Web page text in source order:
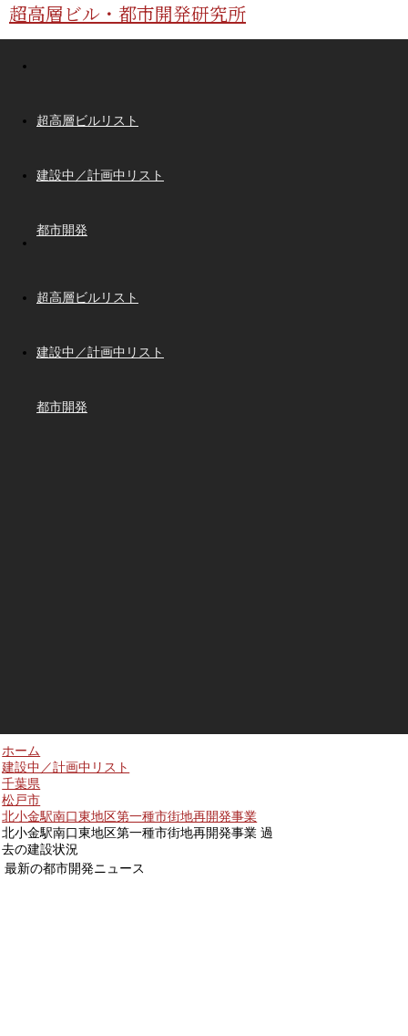
超高層ビル・都市開発研究所
超高層ビルリスト
建設中／計画中リスト
都市開発
超高層ビルリスト
建設中／計画中リスト
都市開発
ホーム
建設中／計画中リスト
千葉県
松戸市
北小金駅南口東地区第一種市街地再開発事業
北小金駅南口東地区第一種市街地再開発事業 過
去の建設状況
最新の都市開発ニュース